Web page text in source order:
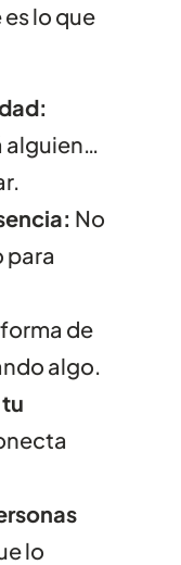
lo que
alguien…
No
para
forma de
algo.
lo